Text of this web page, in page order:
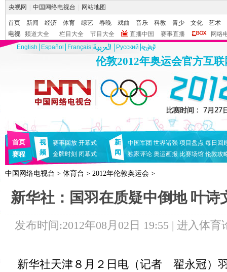
央视网 中国网络电视台 网站地图
首页 新闻 经济 体育 综艺 春晚 戏曲 音乐 科教 青少 文化
艺术
电视
频道大全 栏目大全 节目大全 直播中国 赛事直播
网络
English
Español Français Pусский
伦敦2012年奥运会官方互
首页
赛程
视
频
赛事回放 开幕式
金牌时刻 闭幕式
新
闻
中国军团 世界诸强 项目盘点 每日回
独家评论 奥运画报 比赛场馆 伦敦攻
中国网络电视台 > 体育台 > 2012年伦敦奥运会 >
新华社：国羽在质疑中倒地 叶诗
发布时间:2012年08月02日 19:55 | 进入体育
新华社天津８月２日电（记者 翟永冠）